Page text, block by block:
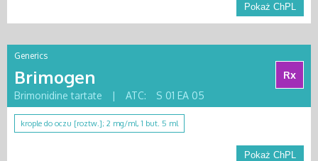
Pokaż ChPL
Generics
Brimogen
Rx
Brimonidine tartate
| ATC: S 01 EA 05
krople do oczu [roztw.]; 2 mg/ml, 1 but. 5 ml
Pokaż ChPL